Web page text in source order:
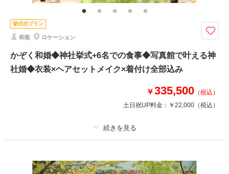
長岡の金峯神社でのロケーション撮影プラン。6000坪の境内で様々なお写
真が残せます。
6000坪の境内での撮影が可能。秋には色鮮やかな紅葉とともに撮影できま
結婚式の前撮りとしても多くのお客様がご利用されています
※紋付袴1着、和装（白無垢or色打掛）1着、美容、移動、出張料、祈祷
料、台紙付写真、撮影全データが含まれております。
撮影日の空き
挙式付プラン
和装 ロケーション
かぞく和婚◆神社挙式+6名での食事◆写真館で叶える神
社婚◆衣装×ヘアセットメイク×着付け全部込み
￥335,500 （税込）
土日祝UP料金： ￥22,000 （税込）
撮影料 新婦衣装1着 新郎衣装1着